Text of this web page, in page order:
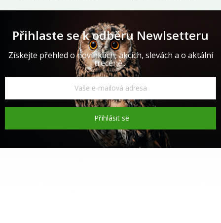
Přihlaste se k odběru Newlsetteru
Získejte přehled o novinkách, akcích, slevách a o aktální
trecéně...
Přihlásit se